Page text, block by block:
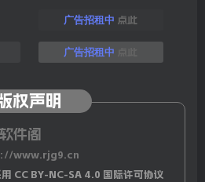
广告招租中 点此
广告招租中
权声明
件阁
www.rjg9.cn
用 CC BY-NC-SA 4.0 国际许可协议